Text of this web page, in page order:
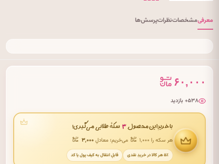
معرفیمشخصاتنظراتپرسش‌ها
۶۰,۰۰۰
۵۳۸+ بازدید
با خریدِ این محصول ۳ سکهٔ طلایی می‌گیری!
هر سکه را ۱٬۰۰۰ می‌خریم؛ معادلِ۳٬۰۰۰
۵٪ هر کالا در خریدِ نقدی قابلِ انتقال به کیف پول یا کد